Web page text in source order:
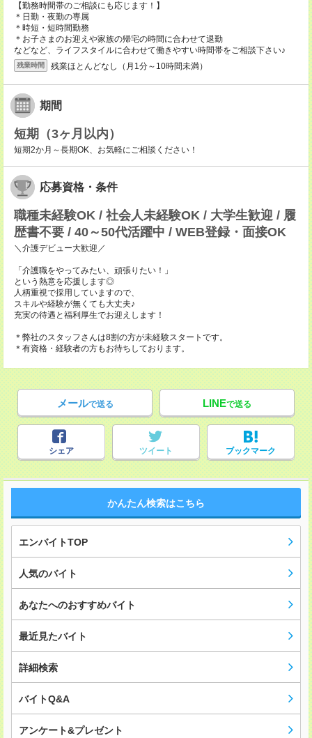
【勤務時間帯のご相談にも応じます！】
＊日勤・夜勤の専属
＊時短・短時間勤務
＊お子さまのお迎えや家族の帰宅の時間に合わせて退勤
などなど、ライフスタイルに合わせて働きやすい時間帯をご相談下さい♪
残業時間 残業ほとんどなし（月1分～10時間未満）
期間
短期（3ヶ月以内）
短期2か月～長期OK、お気軽にご相談ください！
応募資格・条件
職種未経験OK / 社会人未経験OK / 大学生歓迎 / 履
歴書不要 / 40～50代活躍中 / WEB登録・面接OK
＼介護デビュー大歓迎／
「介護職をやってみたい、頑張りたい！」
という熱意を応援します◎
人柄重視で採用していますので、
スキルや経験が無くても大丈夫♪
充実の待遇と福利厚生でお迎えします！
＊弊社のスタッフさんは8割の方が未経験スタートです。
＊有資格・経験者の方もお待ちしております。
メールで送る LINEで送る
シェア ツイート ブックマーク
かんたん検索はこちら
エンバイトTOP
人気のバイト
あなたへのおすすめバイト
最近見たバイト
詳細検索
バイトQ&A
アンケート&プレゼント